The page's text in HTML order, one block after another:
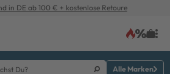
in DE ab 100 € + kostenlose Retoure
Alle Marken